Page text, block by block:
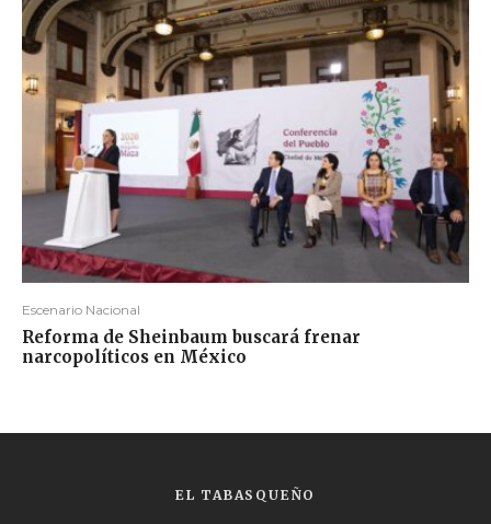
Escenario Nacional
Reforma de Sheinbaum buscará frenar
narcopolíticos en México
EL TABASQUEÑO